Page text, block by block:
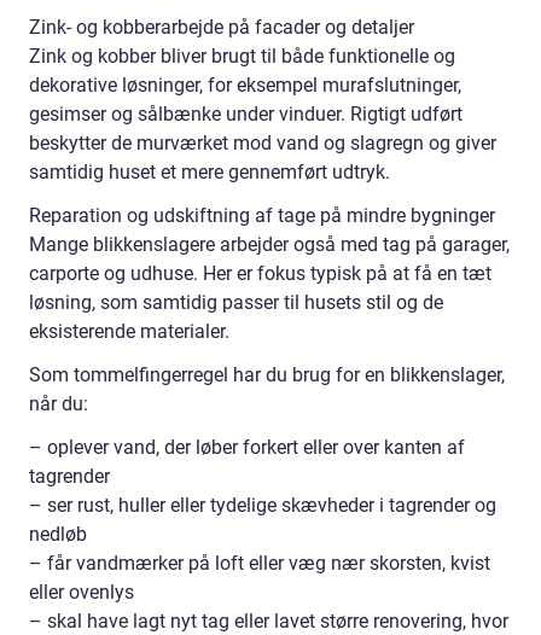
Zink- og kobberarbejde på facader og detaljer
Zink og kobber bliver brugt til både funktionelle og
dekorative løsninger, for eksempel murafslutninger,
gesimser og sålbænke under vinduer. Rigtigt udført
beskytter de murværket mod vand og slagregn og giver
samtidig huset et mere gennemført udtryk.
Reparation og udskiftning af tage på mindre bygninger
Mange blikkenslagere arbejder også med tag på garager,
carporte og udhuse. Her er fokus typisk på at få en tæt
løsning, som samtidig passer til husets stil og de
eksisterende materialer.
Som tommelfingerregel har du brug for en blikkenslager,
når du:
– oplever vand, der løber forkert eller over kanten af
tagrender
– ser rust, huller eller tydelige skævheder i tagrender og
nedløb
– får vandmærker på loft eller væg nær skorsten, kvist
eller ovenlys
– skal have lagt nyt tag eller lavet større renovering, hvor